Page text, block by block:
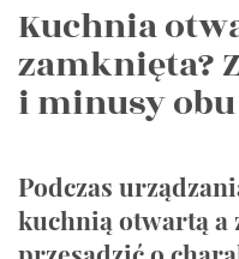
Kuchnia
zamknięta?
i minusy
Podczas
kuchnią otwartą a